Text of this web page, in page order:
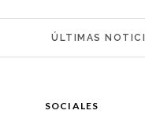
ÚLTIMAS
SOCIALES